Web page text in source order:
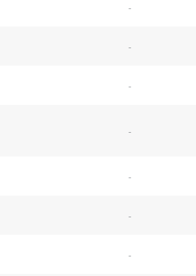
-
-
-
-
-
-
-